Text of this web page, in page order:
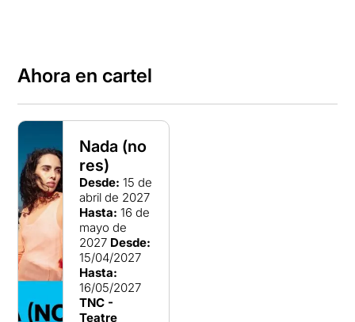
Ahora en cartel
Nada (no
res)
Desde: 15 de
abril de 2027
Hasta: 16 de
mayo de
2027 Desde:
15/04/2027
Hasta:
16/05/2027
TNC -
Teatre